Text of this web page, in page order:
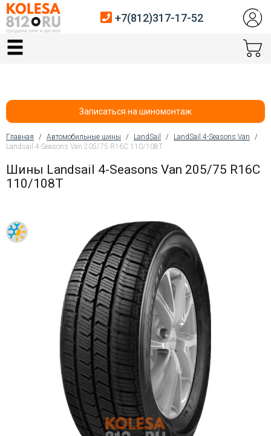
Главная
Автосервис
Услуги шиномонтажа
Покупателям
Войти на сайт
+7(812)317-
+7(812)317-17-52
Записаться на шиномонтаж
Вы здесь
Главная / Автомобильные шины / LandSail / LandSail 4-Seasons Van
/
Landsail 4-Seasons Van 205/75 R16C 110/108T
Шины Landsail 4-Seasons Van 205/75 R16C
110/108T